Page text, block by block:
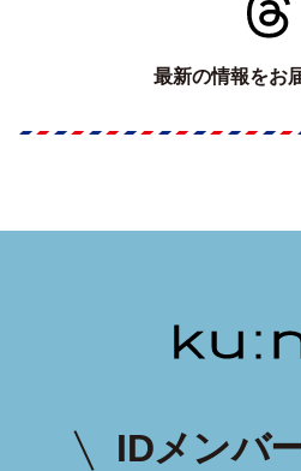
最新の情報をお
IDメンバ